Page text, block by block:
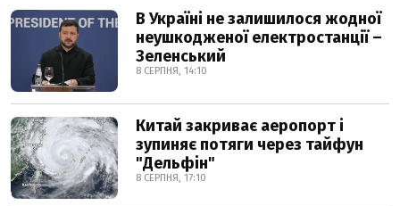
В Україні не залишилося жодної
неушкодженої електростанції –
Зеленський
8 СЕРПНЯ, 14:10
Китай закриває аеропорт і
зупиняє потяги через тайфун
"Дельфін"
8 СЕРПНЯ, 17:10